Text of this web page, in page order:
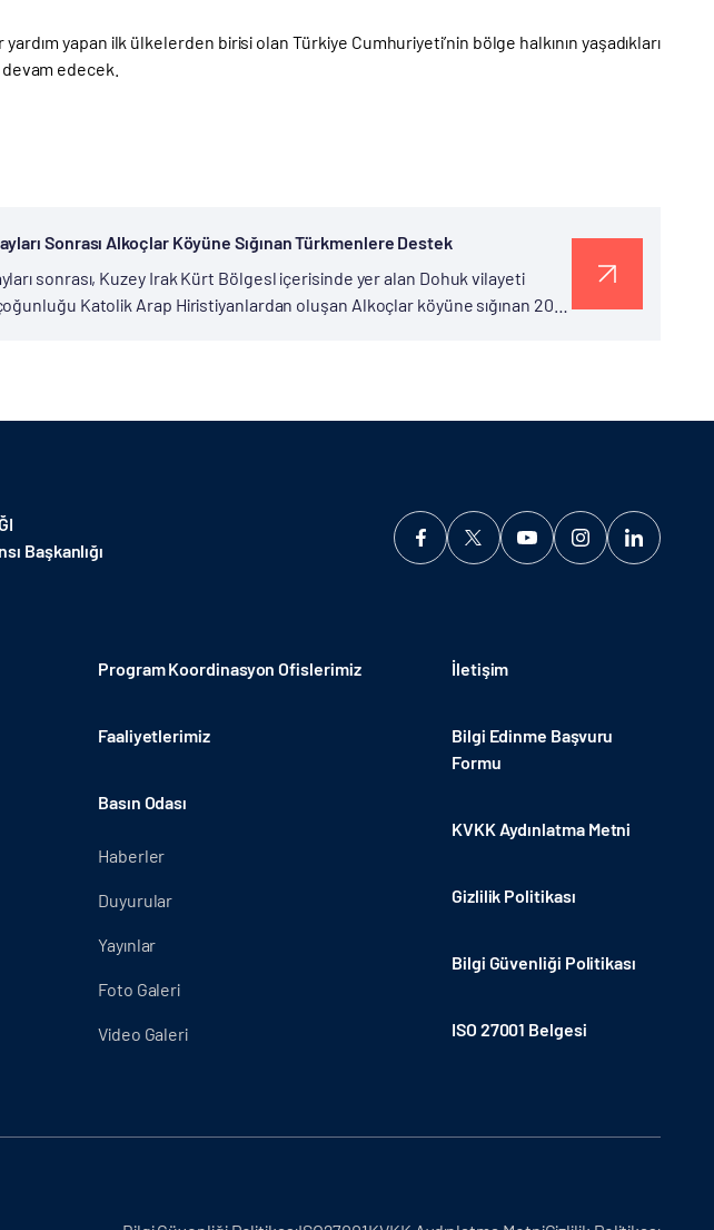
yapan ilk ülkelerden birisi olan Türkiye Cumhuriyeti’nin bölge halkının yaşadıkları
edecek.
Sonrası Alkoçlar Köyüne Sığınan Türkmenlere Destek
sonrası, Kuzey Irak Kürt Bölgesl içerisinde yer alan Dohuk vilayeti
Katolik Arap Hiristiyanlardan oluşan Alkoçlar köyüne sığınan 200
Başkanlığı
Program Koordinasyon Ofislerimiz
Faaliyetlerimiz
Basın Odası
Haberler
Duyurular
Yayınlar
Foto Galeri
Video Galeri
İletişim
Bilgi Edinme Başvuru
Formu
KVKK Aydınlatma Metni
Gizlilik Politikası
Bilgi Güvenliği Politikası
ISO 27001 Belgesi